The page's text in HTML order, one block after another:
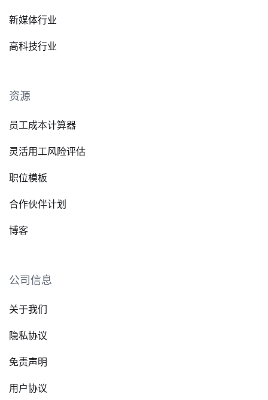
新媒体行业
高科技行业
资源
员工成本计算器
灵活用工风险评估
职位模板
合作伙伴计划
博客
公司信息
关于我们
隐私协议
免责声明
用户协议